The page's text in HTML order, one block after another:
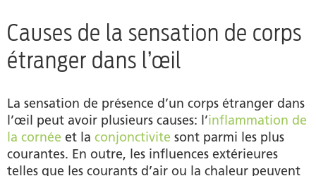
Causes de la sensation de corps
étranger dans l’œil
La sensation de présence d’un corps étranger dans
l’œil peut avoir plusieurs causes: l’inflammation de
la cornée et la conjonctivite sont parmi les plus
courantes. En outre, les influences extérieures
telles que les courants d’air ou la chaleur peuvent